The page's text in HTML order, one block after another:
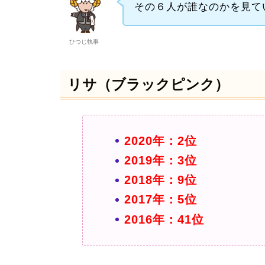
ひつじ執事
その６人が誰なのかを見て
リサ（ブラックピンク）
2020年：2位
2019年：3位
2018年：9位
2017年：5位
2016年：41位